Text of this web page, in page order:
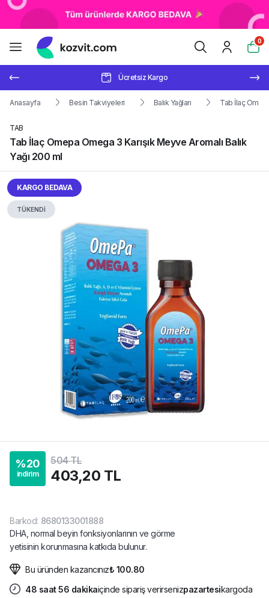
0
Ücretsiz Kargo
Anasayfa Besin Takviyeleri Balık Yağları Tab İlaç
TAB
Tab İlaç Omepa Omega 3 Karışık Meyve Aromalı Balık
Yağı 200 ml
KARGO BEDAVA
TÜKENDİ
%20
indirim
504 TL
403,20 TL
Barkod: 8680133001888
DHA, normal beyin fonksiyonlarının ve görme
yetisinin korunmasına katkıda bulunur.
Bu üründen kazancınız₺ 100.80
48 saat 56 dakikaiçinde sipariş verirsenizpazartesikargoda